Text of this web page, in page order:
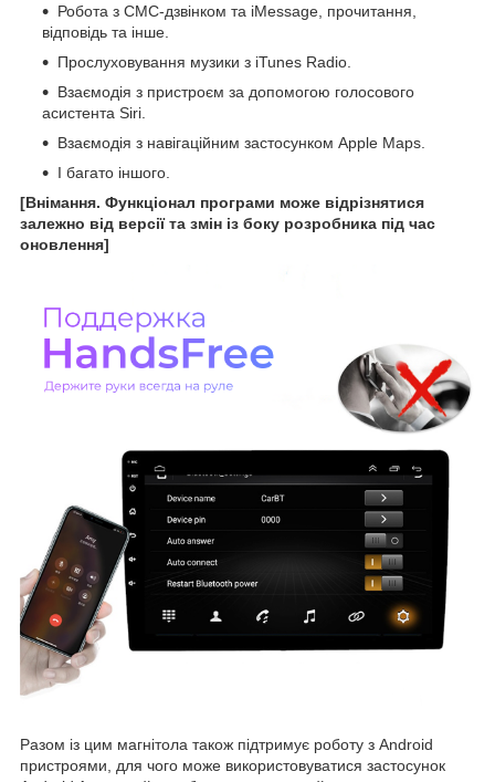
Робота з СМС-дзвінком та iMessage, прочитання,
відповідь та інше.
Прослуховування музики з iTunes Radio.
Взаємодія з пристроєм за допомогою голосового
асистента Siri.
Взаємодія з навігаційним застосунком Apple Maps.
І багато іншого.
[Внімання. Функціонал програми може відрізнятися
залежно від версії та змін із боку розробника під час
оновлення]
Разом із цим магнітола також підтримує роботу з Android
пристроями, для чого може використовуватися застосунок